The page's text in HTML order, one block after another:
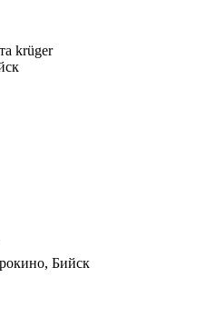
krüger
Бийск